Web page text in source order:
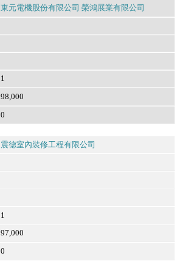
東元電機股份有限公司 榮鴻展業有限公司
1
98,000
0
震德室內裝修工程有限公司
1
97,000
0